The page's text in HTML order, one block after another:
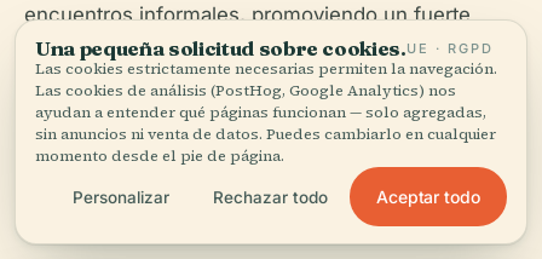
encuentros informales, promoviendo un fuerte
sentido de comunidad. La proximidad del
vecindario a importantes festivales y eventos de la
ciudad enriquece la vida social (Thrillist ).
Una pequeña solicitud sobre cookies.UE · RGPD
Las cookies estrictamente necesarias permiten la navegación.
Las cookies de análisis (PostHog, Google Analytics) nos
ayudan a entender qué páginas funcionan — solo agregadas,
sin anuncios ni venta de datos. Puedes cambiarlo en cualquier
momento desde el pie de página.
Personalizar Rechazar todo Aceptar todo